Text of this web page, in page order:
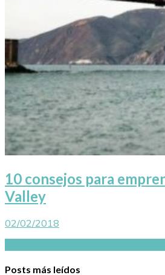
10 consejos para
Valley
02/02/2018
Posts más leídos